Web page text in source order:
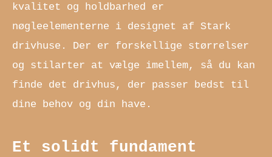
kvalitet og holdbarhed er
nøgleelementerne i designet af Stark
drivhuse. Der er forskellige størrelser
og stilarter at vælge imellem, så du kan
finde det drivhus, der passer bedst til
dine behov og din have.
Et solidt fundament